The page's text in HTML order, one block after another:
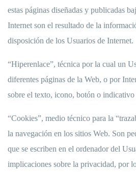
estas páginas diseñadas y publicadas
Internet son el resultado de la
disposición de los Usuarios de Internet.
“Hiperenlace”, técnica por la cual un
diferentes páginas de la Web, o por
sobre el texto, icono, botón o indicativo
“Cookies”, medio técnico para la
la navegación en los sitios Web. Son
que se escriben en el ordenador del
implicaciones sobre la privacidad, por